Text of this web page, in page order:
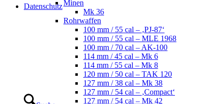
DatenschutzMinen
Mk 36
Rohrwaffen
100 mm / 55 cal – ‚PJ-87‘
100 mm / 55 cal – MLE 1968
100 mm / 70 cal – AK-100
114 mm / 45 cal – Mk 6
114 mm / 55 cal – Mk 8
120 mm / 50 cal – TAK 120
127 mm / 38 cal – Mk 38
127 mm / 54 cal – ‚Compact‘
127 mm / 54 cal – Mk 42